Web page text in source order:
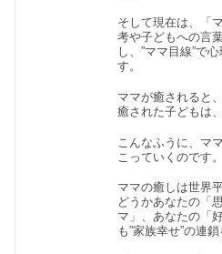
そして現在は、「
考や子どもへの言
し、”ママ目線”で
す。
ママが癒されると
癒された子どもは
こんなふうに、マ
こっていくのです。
ママの癒しは世界
どうかあなたの「
マ」、あなたの「
も”家族幸せ”の連